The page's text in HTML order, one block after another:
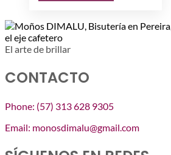
$ 7.500. $ 3.000.
El arte de brillar
CONTACTO
Phone: (57) 313 628 9305
Email: monosdimalu@gmail.com